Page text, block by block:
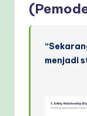
menjadi